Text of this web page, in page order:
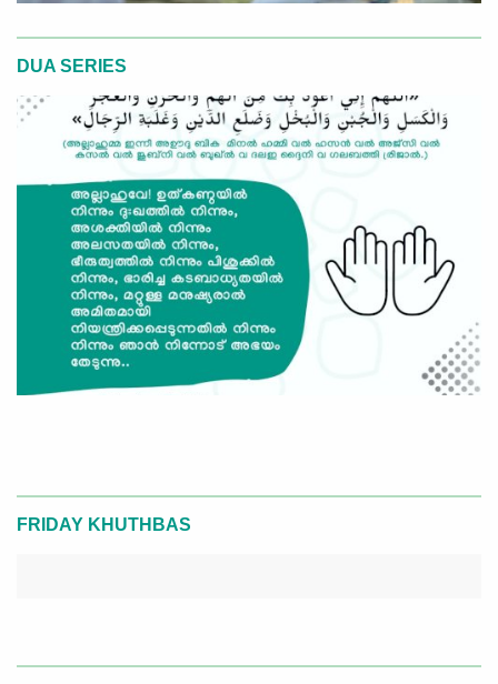
DUA SERIES
FRIDAY KHUTHBAS